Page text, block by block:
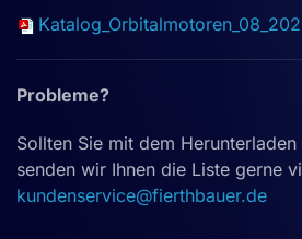
Probleme?
Sollten Sie mit dem
senden wir Ihnen die Liste gerne
kundenservice@fierthbauer.de